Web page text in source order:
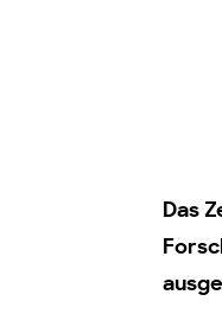
Das